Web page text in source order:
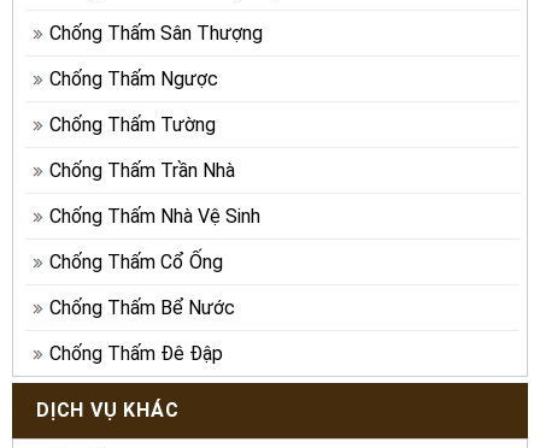
Chống Thấm Sân Thượng
Chống Thấm Ngược
Chống Thấm Tường
Chống Thấm Trần Nhà
Chống Thấm Nhà Vệ Sinh
Chống Thấm Cổ Ống
Chống Thấm Bể Nước
Chống Thấm Đê Đập
DỊCH VỤ KHÁC